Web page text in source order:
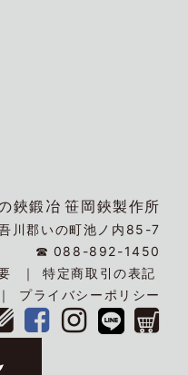
鋏鍛冶 笹岡鋏製作所
川郡いの町池ノ内85-7
☎ 088-892-1450
特定商取引の表記
プライバシーポリシー